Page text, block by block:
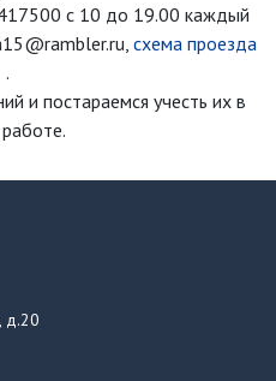
с 10 до 19.00 каждый
схема проезда
.
и постараемся учесть их в
д.20